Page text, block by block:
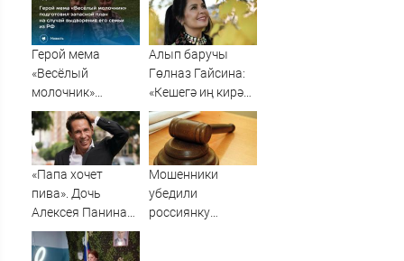
настойчивость:
гороскоп на
воскресенье, 9
августа
Герой мема
«Весёлый
молочник»
подготовил
запасной план на
случай
выдворения его
семьи из РФ
Алып баручы
Гөлназ Гайсина:
«Кешегә иң кирәк
әйбер - җылы сүз»
«Папа хочет
пива». Дочь
Алексея Панина*
поставила отцу
печальный
Мошенники
убедили
россиянку